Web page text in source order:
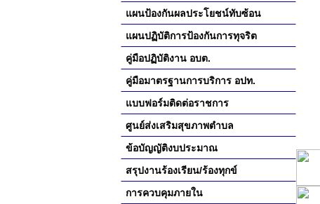
แผนป้องกันผลประโยชน์ทับซ้อน
แผนปฏิบัติการป้องกันการทุจริต
คู่มือปฏิบัติงาน อบต.
คู่มือมาตรฐานการบริการ อปท.
แบบฟอร์มติดต่อราชการ
ศูนย์ส่งเสริมสุขภาพตำบล
ข้อบัญญัติงบประมาณ
สรุปงานร้องเรียน/ร้องทุกข์
การควบคุมภายใน